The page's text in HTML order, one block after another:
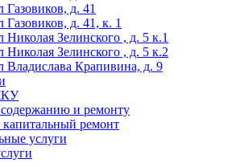
д. 41
д. 41, к. 1
Николая Зелинского , д. 5 к.1
Николая Зелинского , д. 5 к.2
Владислава Крапивина, д. 9
и ремонту
ремонт
услуги